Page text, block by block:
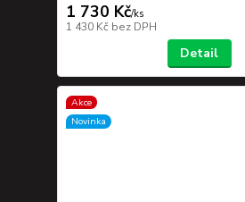
1 730 Kč/ks
1 430 Kč bez DPH
Detail
Akce
Novinka